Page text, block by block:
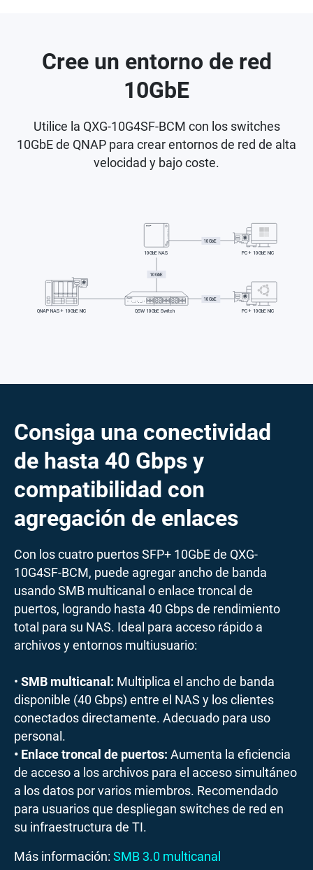
Cree un entorno de red
10GbE
Utilice la QXG-10G4SF-BCM con los switches
10GbE de QNAP para crear entornos de red de alta
velocidad y bajo coste.
Consiga una conectividad
de hasta 40 Gbps y
compatibilidad con
agregación de enlaces
Con los cuatro puertos SFP+ 10GbE de QXG-
10G4SF-BCM, puede agregar ancho de banda
usando SMB multicanal o enlace troncal de
puertos, logrando hasta 40 Gbps de rendimiento
total para su NAS. Ideal para acceso rápido a
archivos y entornos multiusuario:
• SMB multicanal: Multiplica el ancho de banda
disponible (40 Gbps) entre el NAS y los clientes
conectados directamente. Adecuado para uso
personal.
• Enlace troncal de puertos: Aumenta la eficiencia
de acceso a los archivos para el acceso simultáneo
a los datos por varios miembros. Recomendado
para usuarios que despliegan switches de red en
su infraestructura de TI.
Más información: SMB 3.0 multicanal